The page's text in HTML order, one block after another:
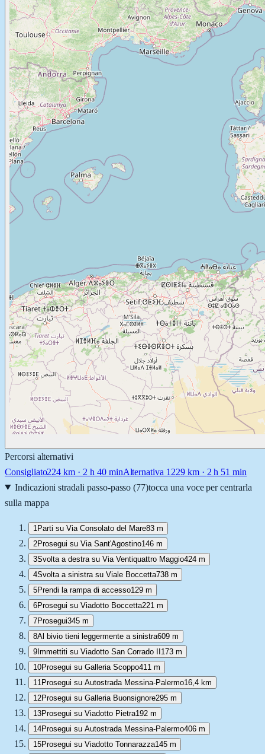
Percorsi alternativi
Consigliato224 km · 2 h 40 minAlternativa 1 229km · 2 h 51 min
Indicazioni stradali passo-passo (77)tocca una voce per centrarla
sulla mappa
1 Parti su Via Consolato del Mare83 m
2Prosegui su Via Sant'Agostino146 m
3Svolta a destra su Via Ventiquattro Maggio424 m
4Svolta a sinistra su Viale Boccetta738 m
5Prendi la rampa di accesso129 m
6Prosegui su Viadotto Boccetta221 m
7Prosegui345 m
8Al bivio tieni leggermente a sinistra609 m
9Immettiti su Viadotto San Corrado II173 m
10Prosegui su Galleria Scoppo411 m
11 Prosegui su Autostrada Messina-Palermo16,4 km
12Prosegui su Galleria Buonsignore295 m
13Prosegui su Viadotto Pietra192 m
14Prosegui su Autostrada Messina-Palermo406 m
15Prosegui su Viadotto Tonnarazza145 m